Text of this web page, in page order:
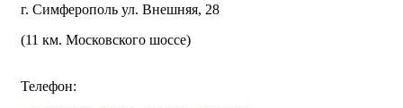
г. Симферополь ул. Внешняя, 28
(11 км. Московского шоссе)
Телефон: